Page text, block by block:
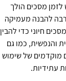
לזמן מסכים הולך
להבנה מעמיקה
חיוני כדי להבין
והנפשית, כמו גם
מוקדמים של שימוש
עתידיות.